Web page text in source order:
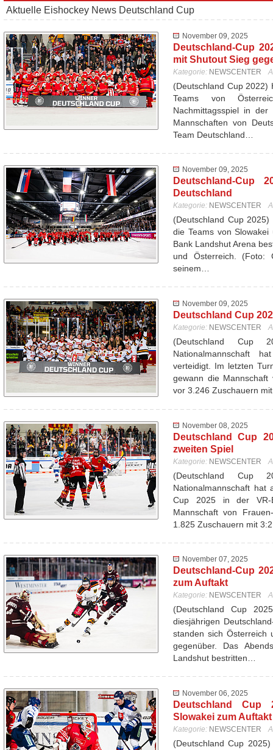
Aktuelle Eishockey News Deutschland Cup
November 09, 2025
Deutschland-Cup
mit Shutout Sieg
Kategorie: NEWSCENTER
(Deutschland Cup 2022)
Teams von
Nachmittagsspiel in
Mannschaften von
Team Deutschland…
November 09, 2025
Deutschland-Cup
Deutschland
Kategorie: NEWSCENTER
(Deutschland Cup
die Teams von
Bank Landshut Arena
und Österreich. (Foto:
seinem…
November 09, 2025
Deutschland Cup
Kategorie: NEWSCENTER
(Deutschland Cup
Nationalmannschaft
verteidigt. Im letzten
gewann die Mannschaft
vor 3.246 Zuschauern
November 08, 2025
Deutschland Cup
zweiten Spiel
Kategorie: NEWSCENTER
(Deutschland Cup
Nationalmannschaft hat
Cup 2025 in der VR-
Mannschaft von
1.825 Zuschauern mit
November 07, 2025
Deutschland-Cup
zum Auftakt
Kategorie: NEWSCENTER
(Deutschland Cup
diesjährigen
standen sich Österreich
gegenüber. Das
Landshut bestritten…
November 06, 2025
Deutschland Cup
Slowakei zum
Kategorie: NEWSCENTER
(Deutschland Cup